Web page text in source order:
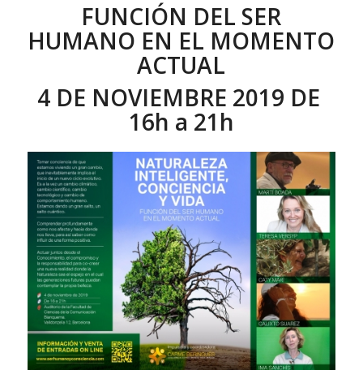
FUNCIÓN DEL SER
HUMANO EN EL MOMENTO
ACTUAL
4 DE NOVIEMBRE 2019 DE
16h a 21h